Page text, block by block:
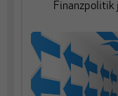
Finanzpolitik